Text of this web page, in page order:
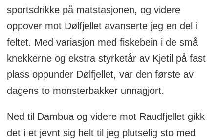
sportsdrikke på matstasjonen, og videre
oppover mot Dølfjellet avanserte jeg en del i
feltet. Med variasjon med fiskebein i de små
knekkerne og ekstra styrketår av Kjetil på fast
plass oppunder Dølfjellet, var den første av
dagens to monsterbakker unnagjort.
Ned til Dambua og videre mot Raudfjellet gikk
det i et jevnt sig helt til jeg plutselig sto med